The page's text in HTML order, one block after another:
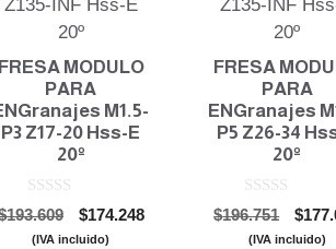
FRESA MODULO
PARA
M1.5-
P3 Z17-20 Hss-E
20º
0
d
e
193.609
El
precio
$174.248El
(IVA incluido)
FRESA
PARA
ENGranajes
P5 Z26-34
20º
0
d
e
$196.751
El
precio
$
(IVA incluido)